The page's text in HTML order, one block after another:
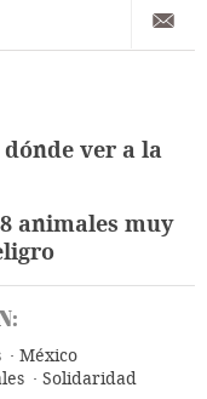
ver a la
animales muy
México
Solidaridad